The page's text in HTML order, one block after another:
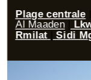
Plage centrale|
Al Maaden|
Rmilat Sidi